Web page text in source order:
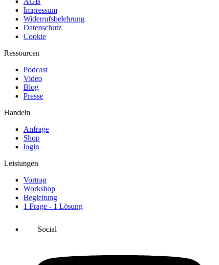
Impressum
Widerrufsbelehrung
Datenschutz
Cookie
Ressourcen
Podcast
Video
Blog
Presse
Handeln
Anfrage
Shop
login
Leistungen
Vortrag
Workshop
Begleitung
1 Frage - 1 Lösung
Social